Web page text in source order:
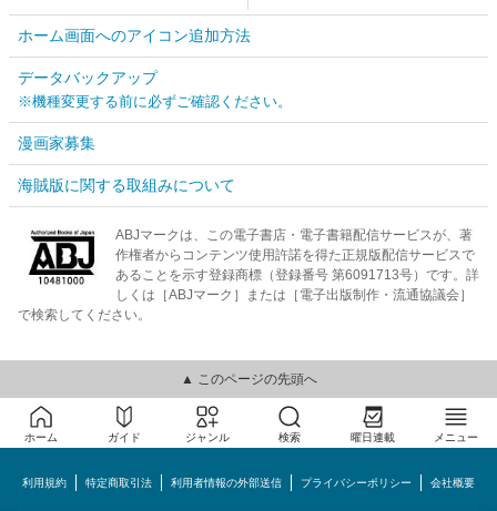
ホーム画面へのアイコン追加方法
データバックアップ
※機種変更する前に必ずご確認ください。
漫画家募集
海賊版に関する取組みについて
ABJマークは、この電子書店・電子書籍配信サービスが、著
作権者からコンテンツ使用許諾を得た正規版配信サービスで
あることを示す登録商標（登録番号 第6091713号）です。詳
しくは［ABJマーク］または［電子出版制作・流通協議会］
で検索してください。
▲ このページの先頭へ
ホーム ガイド ジャンル 検索 曜日連載 メニュー
利用規約 特定商取引法 利用者情報の外部送信 プライバシーポリシー 会社概要